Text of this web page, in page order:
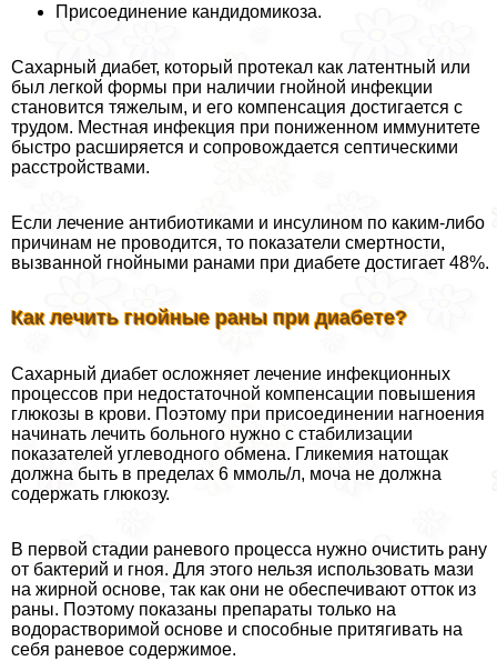
Присоединение кандидомикоза.
Сахарный диабет, который протекал как латентный или
был легкой формы при наличии гнойной инфекции
становится тяжелым, и его компенсация достигается с
трудом. Местная инфекция при пониженном иммунитете
быстро расширяется и сопровождается септическими
расстройствами.
Если лечение антибиотиками и инсулином по каким-либо
причинам не проводится, то показатели cмepтности,
вызванной гнойными ранами при диабете достигает 48%.
Как лечить гнойные раны при диабете?
Сахарный диабет осложняет лечение инфекционных
процессов при недостаточной компенсации повышения
глюкозы в крови. Поэтому при присоединении нагноения
начинать лечить больного нужно с стабилизации
показателей углеводного обмена. Гликемия натощак
должна быть в пределах 6 ммоль/л, моча не должна
содержать глюкозу.
В первой стадии раневого процесса нужно очистить рану
от бактерий и гноя. Для этого нельзя использовать мази
на жирной основе, так как они не обеспечивают отток из
раны. Поэтому показаны препараты только на
водорастворимой основе и способные притягивать на
себя раневое содержимое.